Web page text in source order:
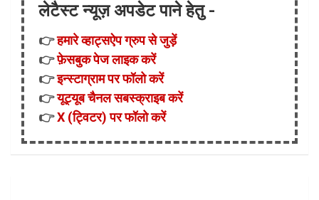
लेटैस्ट न्यूज़ अपडेट पाने हेतु -
👉हमारे व्हाट्सऐप ग्रुप से जुड़ें
👉फ़ेसबुक पेज लाइक करें
👉इन्स्टाग्राम पर फॉलो करें
👉यूट्यूब चैनल सबस्क्राइब करें
👉X (ट्विटर) पर फॉलो करें